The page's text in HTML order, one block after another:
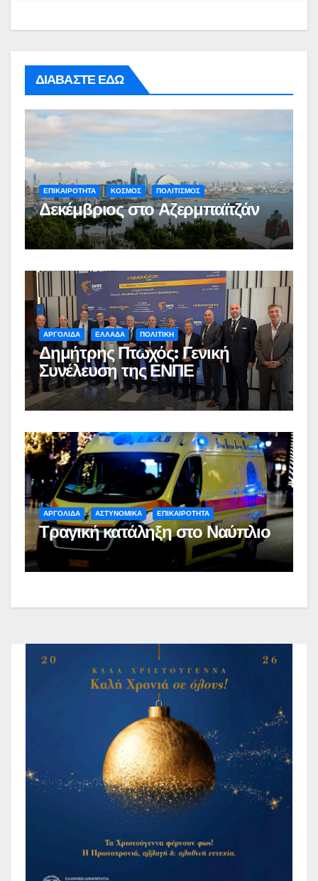
ΔΙΑΒΑΣΤΕ ΕΔΩ
ΕΠΙΚΑΙΡΟΤΗΤΑ ΚΟΣΜΟΣ ΠΟΛΙΤΙΣΜΟΣ
Δεκέμβριος στο Αζερμπαϊτζάν
ΑΡΓΟΛΙΔΑ ΕΛΛΑΔΑ ΠΟΛΙΤΙΚΗ
Δημήτρης Πτωχός: Γενική
Συνέλευση της ΕΝΠΕ
ΑΡΓΟΛΙΔΑ ΑΣΤΥΝΟΜΙΚΑ ΕΠΙΚΑΙΡΟΤΗΤΑ
Τραγική κατάληξη στο Ναύπλιο